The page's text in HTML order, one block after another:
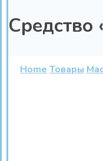
Средство
Home Товары